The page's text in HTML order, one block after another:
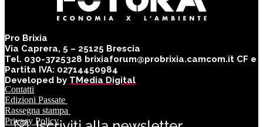
Pro Brixia
Via Caprera, 5 – 25125 Brescia
Tel. 030-3725328 brixiaforum@probrixia.camcom.it CF e
Partita IVA: 02714450984
Developed by TMedia Digital
Contatti
Edizioni Passate
Rassegna stampa
Privacy Policy